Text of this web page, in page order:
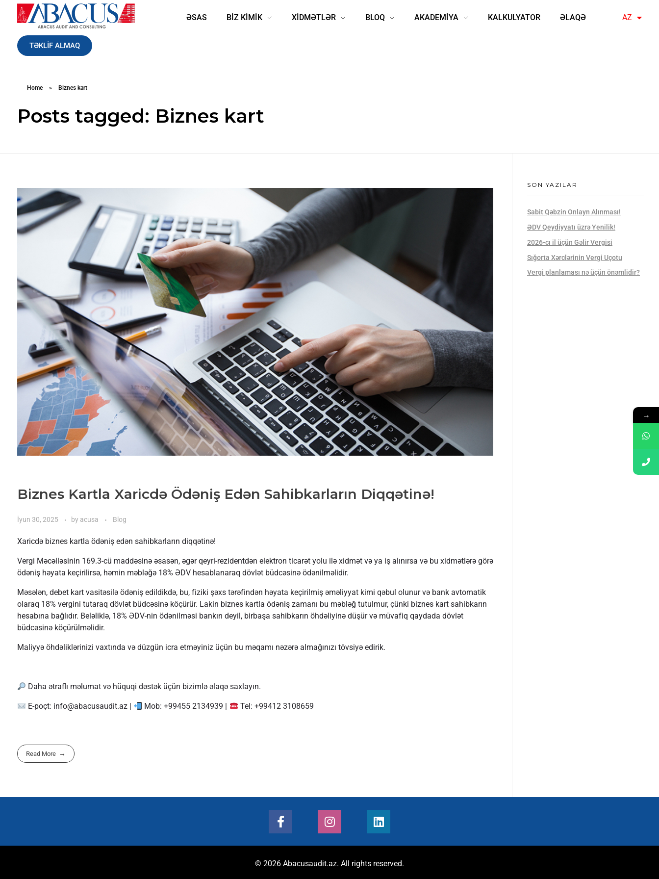
Abacusaudit.az
ƏSAS BİZ KİMİK XİDMƏTLƏR BLOQ AKADEMİYA KALKULYATOR ƏLAQƏ AZ
EN
TƏKLİF ALMAQ
Home » Biznes kart
Posts tagged: Biznes kart
Biznes Kartla Xaricdə Ödəniş Edən Sahibkarların Diqqətinə!
İyun 30, 2025 by acusa Blog
Xaricdə biznes kartla ödəniş edən sahibkarların diqqətinə!
Vergi Məcəlləsinin 169.3-cü maddəsinə əsasən, əgər qeyri-rezidentdən elektron ticarət yolu ilə xidmət və ya iş alınırsa və bu xidmətlərə görə
ödəniş həyata keçirilirsə, həmin məbləğə 18% ƏDV hesablanaraq dövlət büdcəsinə ödənilməlidir.
Məsələn, debet kart vasitəsilə ödəniş edildikdə, bu, fiziki şəxs tərəfindən həyata keçirilmiş əməliyyat kimi qəbul olunur və bank avtomatik
olaraq 18% vergini tutaraq dövlət büdcəsinə köçürür. Lakin biznes kartla ödəniş zamanı bu məbləğ tutulmur, çünki biznes kart sahibkarın
hesabına bağlıdır. Beləliklə, 18% ƏDV-nin ödənilməsi bankın deyil, birbaşa sahibkarın öhdəliyinə düşür və müvafiq qaydada dövlət
büdcəsinə köçürülməlidir.
Maliyyə öhdəliklərinizi vaxtında və düzgün icra etməyiniz üçün bu məqamı nəzərə almağınızı tövsiyə edirik.
Daha ətraflı məlumat və hüquqi dəstək üçün bizimlə əlaqə saxlayın.
E-poçt: info@abacusaudit.az Mob: +99455 2134939 | Tel: +99412 3108659
Read More
SON YAZILAR
Sabit Qəbzin Onlayn Alınması!
ƏDV Qeydiyyatı üzrə Yenilik!
2026-cı il üçün Gəlir Vergisi
Sığorta Xərclərinin Vergi Uçotu
Vergi planlaması nə üçün önəmlidir?
© 2026 Abacusaudit.az. All rights reserved.
→